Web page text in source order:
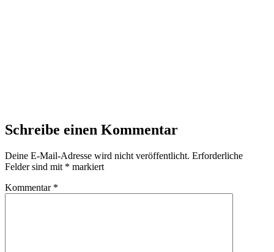
Schreibe einen Kommentar
Deine E-Mail-Adresse wird nicht veröffentlicht. Erforderliche
Felder sind mit * markiert
Kommentar *